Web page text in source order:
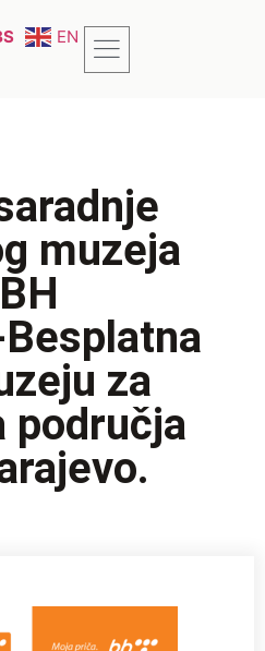
EN
muzeja
za
područja